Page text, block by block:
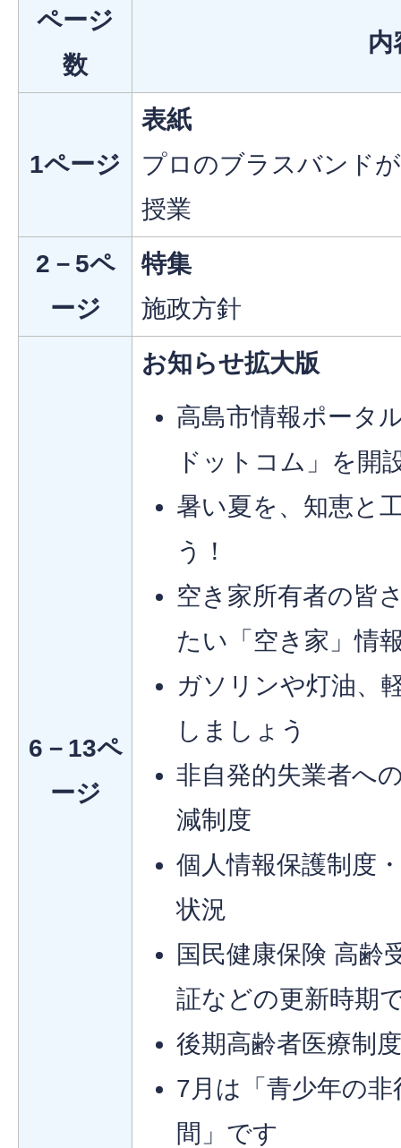
ページ
数
内
1ページ
表紙
プロのブラスバンド
授業
2－5ペ
ージ
特集
施政方針
6－13ペ
ージ
お知らせ拡大版
高島市情報ポータ
ドットコム」を開
暑い夏を、知恵と
う！
空き家所有者の皆
たい「空き家」情
ガソリンや灯油、
しましょう
非自発的失業者へ
減制度
個人情報保護制度
状況
国民健康保険 高齢
証などの更新時期
後期高齢者医療制
7月は「青少年の
間」です